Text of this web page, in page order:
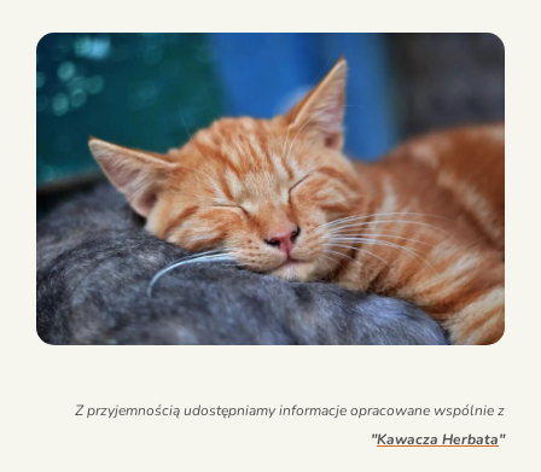
Z przyjemnością udostępniamy informacje opracowane wspólnie z
"Kawacza Herbata"